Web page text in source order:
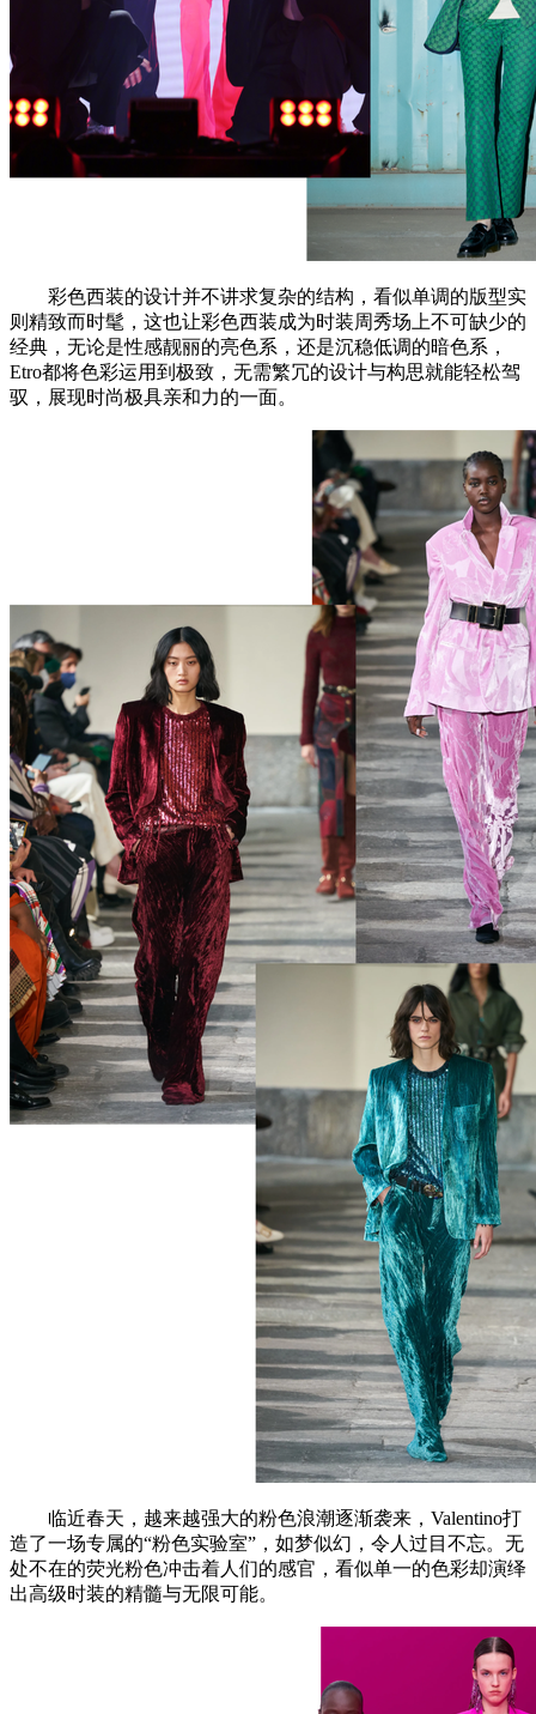
彩色西装的设计并不讲求复杂的结构，看似单调的版型实
则精致而时髦，这也让彩色西装成为时装周秀场上不可缺少的
经典，无论是性感靓丽的亮色系，还是沉稳低调的暗色系，
Etro都将色彩运用到极致，无需繁冗的设计与构思就能轻松驾
驭，展现时尚极具亲和力的一面。
临近春天，越来越强大的粉色浪潮逐渐袭来，Valentino打
造了一场专属的“粉色实验室”，如梦似幻，令人过目不忘。无
处不在的荧光粉色冲击着人们的感官，看似单一的色彩却演绎
出高级时装的精髓与无限可能。